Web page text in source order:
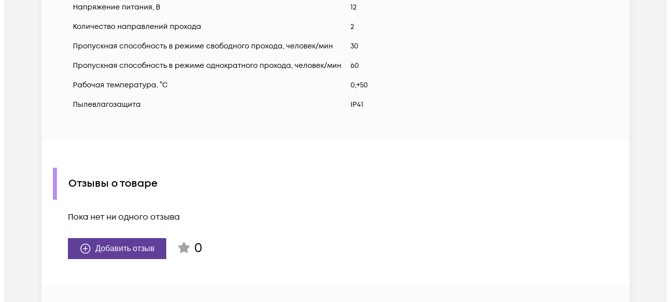
Напряжение питания, В
12
Количество направлений прохода 2
Пропускная способность в режиме свободного прохода, человек/мин 30
Пропускная способность в режиме однократного прохода, человек/мин 60
Рабочая температура, °C 0;+50
Пылевлагозащита IP41
Отзывы о товаре
Пока нет ни одного отзыва
Добавить отзыв 0